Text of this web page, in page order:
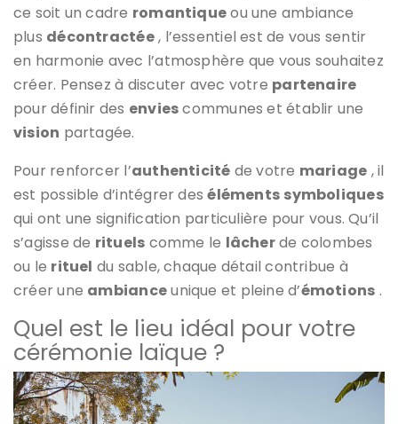
ce soit un cadre romantiqueou une ambiance
plus décontractée, l’essentiel est de vous sentir
en harmonie avec l’atmosphère que vous souhaitez
créer. Pensez à discuter avec votre partenaire
pour définir des enviescommunes et établir une
vision partagée.
Pour renforcer l’authenticité de votre mariage , il
est possible d’intégrer deséléments symboliques
qui ont une signification particulière pour vous. Qu’il
s’agisse de rituels comme le lâcherde colombes
ou le rituel du sable, chaque détail contribue à
créer une ambianceunique et pleine d’émotions .
Quel est le lieu idéal pour votre
cérémonie laïque ?